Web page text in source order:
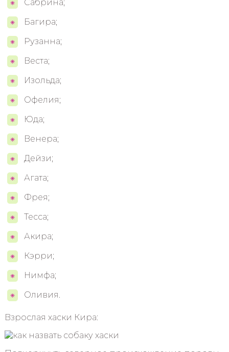
Сабрина;
Багира;
Рузанна;
Веста;
Изольда;
Офелия;
Юда;
Венера;
Дейзи;
Агата;
Фрея;
Тесса;
Акира;
Кэрри;
Нимфа;
Оливия.
Взрослая хаски Кира: